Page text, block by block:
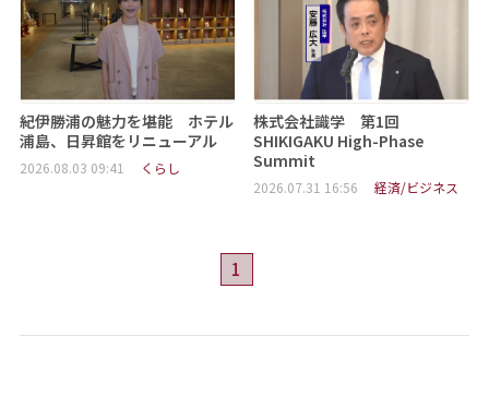
紀伊勝浦の魅力を堪能 ホテル
浦島、日昇館をリニューアル
2026.08.03 09:41 くらし
株式会社識学 第1回
SHIKIGAKU High-Phase
Summit
2026.07.31 16:56 経済/ビジネス
1